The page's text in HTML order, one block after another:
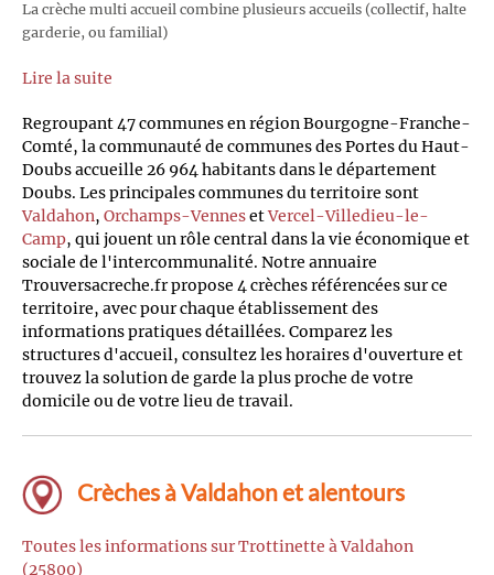
La crèche multi accueil combine plusieurs accueils (collectif, halte
garderie, ou familial)
Lire la suite
Regroupant 47 communes en région Bourgogne-Franche-
Comté, la communauté de communes des Portes du Haut-
Doubs accueille 26 964 habitants dans le département
Doubs. Les principales communes du territoire sont
Valdahon, Orchamps-VennesetVercel-Villedieu-le-
Camp, qui jouent un rôle central dans la vie économique et
sociale de l'intercommunalité. Notre annuaire
Trouversacreche.fr propose 4 crèches référencées sur ce
territoire, avec pour chaque établissement des
informations pratiques détaillées. Comparez les
structures d'accueil, consultez les horaires d'ouverture et
trouvez la solution de garde la plus proche de votre
domicile ou de votre lieu de travail.
Crèches à Valdahon et alentours
Toutes les informations sur Trottinette à Valdahon
(25800)